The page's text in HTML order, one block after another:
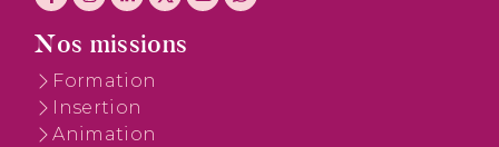
Nos missions
Formation
Insertion
Animation